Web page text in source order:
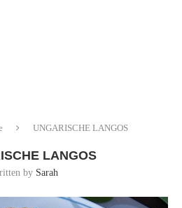
UNGARISCHE LANGOS
LANGOS
by Sarah